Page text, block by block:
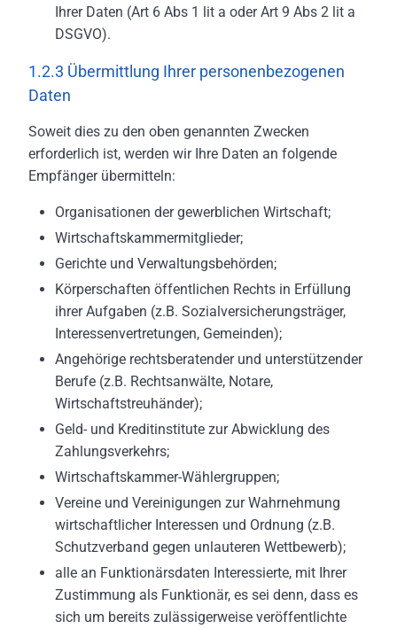
Ihrer Daten (Art 6 Abs 1 lit a oder Art 9 Abs 2 lit a
DSGVO).
1.2.3 Übermittlung Ihrer personenbezogenen
Daten
Soweit dies zu den oben genannten Zwecken
erforderlich ist, werden wir Ihre Daten an folgende
Empfänger übermitteln:
Organisationen der gewerblichen Wirtschaft;
Wirtschaftskammermitglieder;
Gerichte und Verwaltungsbehörden;
Körperschaften öffentlichen Rechts in Erfüllung
ihrer Aufgaben (z.B. Sozialversicherungsträger,
Interessenvertretungen, Gemeinden);
Angehörige rechtsberatender und unterstützender
Berufe (z.B. Rechtsanwälte, Notare,
Wirtschaftstreuhänder);
Geld- und Kreditinstitute zur Abwicklung des
Zahlungsverkehrs;
Wirtschaftskammer-Wählergruppen;
Vereine und Vereinigungen zur Wahrnehmung
wirtschaftlicher Interessen und Ordnung (z.B.
Schutzverband gegen unlauteren Wettbewerb);
alle an Funktionärsdaten Interessierte, mit Ihrer
Zustimmung als Funktionär, es sei denn, dass es
sich um bereits zulässigerweise veröffentlichte